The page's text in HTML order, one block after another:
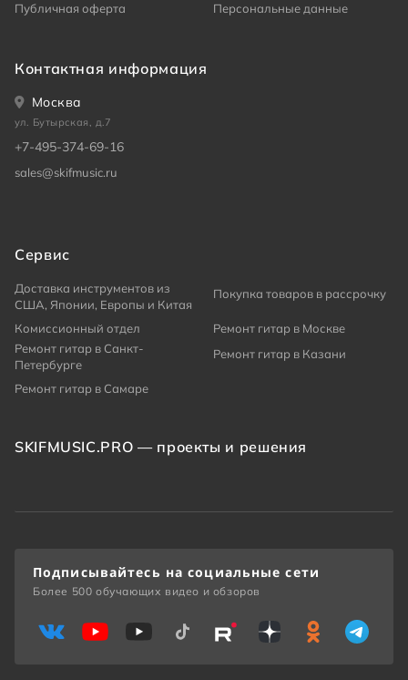
Публичная оферта
Персональные данные
Контактная информация
Москва
ул. Бутырская, д.7
+7-495-374-69-16
sales@skifmusic.ru
Сервис
Доставка инструментов из
США, Японии, Европы и Китая
Покупка товаров в рассрочку
Комиссионный отдел
Ремонт гитар в Москве
Ремонт гитар в Санкт-
Петербурге
Ремонт гитар в Казани
Ремонт гитар в Самаре
SKIFMUSIC.PRO — проекты и решения
Подписывайтесь на социальные сети
Более 500 обучающих видео и обзоров